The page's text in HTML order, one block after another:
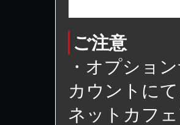
ご注意
・オプショ
カウントに
ネットカフ